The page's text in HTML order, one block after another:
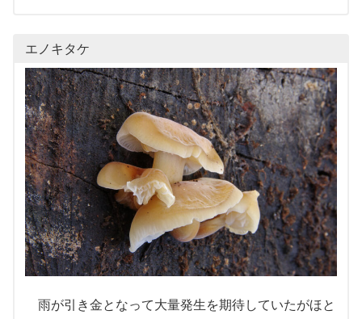
エノキタケ
雨が引き金となって大量発生を期待していたがほと